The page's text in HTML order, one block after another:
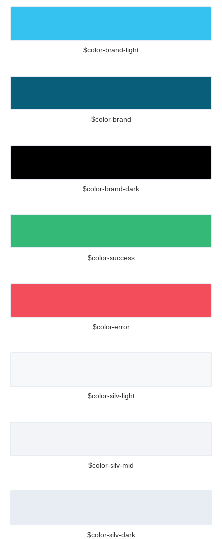
$color-brand-light
$color-brand
$color-brand-dark
$color-success
$color-error
$color-silv-light
$color-silv-mid
$color-silv-dark